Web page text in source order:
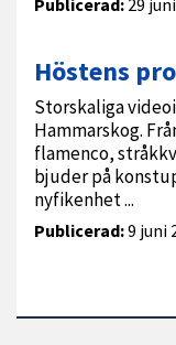
Höstens
Storskaliga
Hammarskog.
flamenco,
bjuder på
nyfikenhet ...
Publicerad:9 juni